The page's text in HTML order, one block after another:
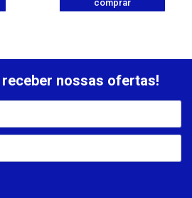
comprar
nossas ofertas!